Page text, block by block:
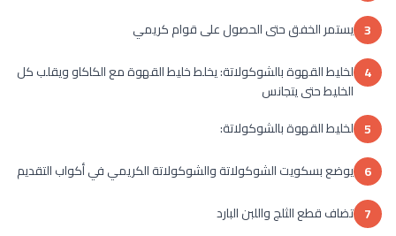
3 يستمر الخفق حتى الحصول على قوام كريمي
4 لخليط القهوة بالشوكولاتة: يخلط خليط القهوة مع الكاكاو ويقلب كل
الخليط حتى يتجانس
5 لخليط القهوة بالشوكولاتة:
6 يوضع بسكويت الشوكولاتة والشوكولاتة الكريمي في أكواب التقديم
7 تضاف قطع الثلج واللبن البارد